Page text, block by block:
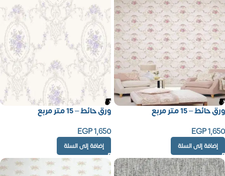
ورق حائط – 15 متر مربع
EGP1,650
إضافة إلى السلة
ورق حائط – 15 متر مربع
EGP1,650
إضافة إلى السلة